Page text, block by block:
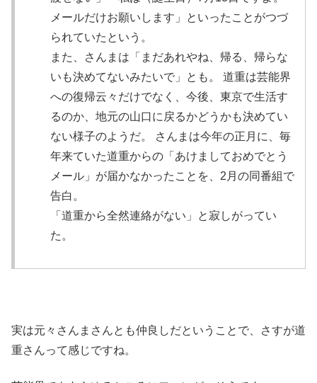
メールだけお願いします」といったことがつづ
られていたという。
また、さんまは「まだあれやね、帰る、帰らな
いも決めてないみたいで」とも。 道重は芸能界
への復帰云々だけでなく、今後、東京で生活す
るのか、地元の山口に戻るかどうかも決めてい
ない様子のようだ。 さんまは今年の正月に、毎
年来ていた道重からの「あけましておめでとう
メール」が届かなかったことを、2月の同番組で
告白。
「道重から全然連絡がない」
と寂しがってい
た。
実は元々さんまさんとも仲良しだということで、さすが道
重さんって感じですね。